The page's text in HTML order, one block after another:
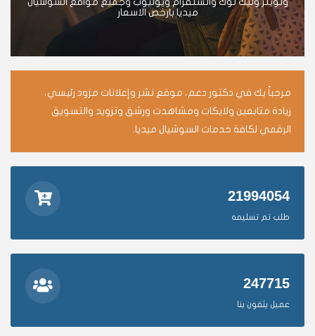
ميديا بارخص الاسعار
مرحباً بك في دكتور دعم، موقع نشر وإعلانات مزود رئيسي،
زيادة متابعين ولايكات ومشاهدت ورشق وتزويد والتسويق
الرقمي لكافة خدمات السوشيال ميديا.
21994054
طلب تم تسليمه
247715
عميل يثقون بنا